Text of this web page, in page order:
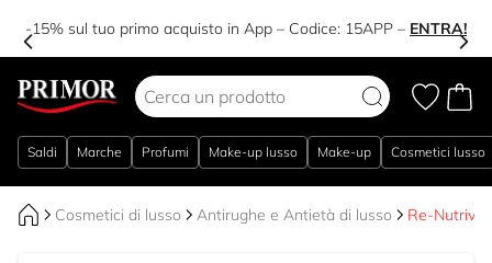
-15% sul tuo primo acquisto in App – Codice: 15APP – ENTRA!
Saldi Marche Profumi Make-up lusso Make-up Cosmetici lusso
Cosmetici di lusso Antirughe e Antietà di lusso Re-Nutriv